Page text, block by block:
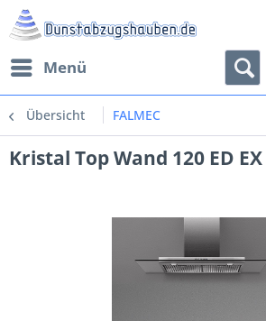
Menü
Übersicht FALMEC
Kristal Top Wand 120 ED EX